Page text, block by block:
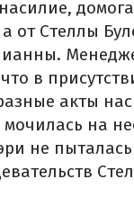
от Стеллы
в
акты
на
не